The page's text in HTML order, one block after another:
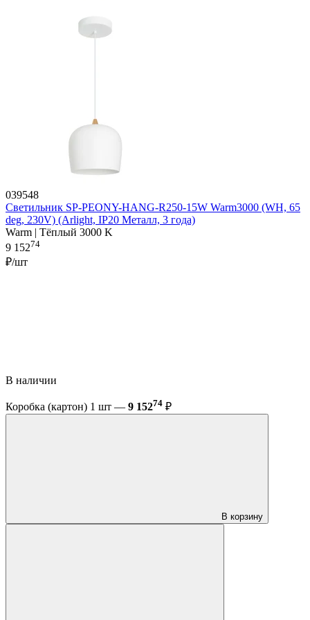
039548
Светильник SP-PEONY-HANG-R250-15W Warm3000 (WH, 65
deg, 230V) (Arlight, IP20 Металл, 3 года)
Warm | Тёплый 3000 K
9 15274
₽/шт
В наличии
Коробка (картон) 1 шт — 9 15274 ₽
В корзину